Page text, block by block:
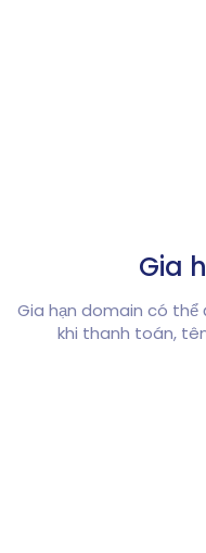
Gia
Gia hạn domain có
khi thanh toán,